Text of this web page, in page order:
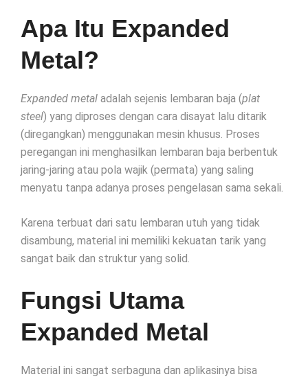
Apa Itu Expanded
Metal?
Expanded metal adalah sejenis lembaran baja (plat
steel) yang diproses dengan cara disayat lalu ditarik
(diregangkan) menggunakan mesin khusus. Proses
peregangan ini menghasilkan lembaran baja berbentuk
jaring-jaring atau pola wajik (permata) yang saling
menyatu tanpa adanya proses pengelasan sama sekali.
Karena terbuat dari satu lembaran utuh yang tidak
disambung, material ini memiliki kekuatan tarik yang
sangat baik dan struktur yang solid.
Fungsi Utama
Expanded Metal
Material ini sangat serbaguna dan aplikasinya bisa